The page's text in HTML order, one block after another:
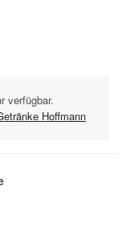
verfügbar.
Hoffmann